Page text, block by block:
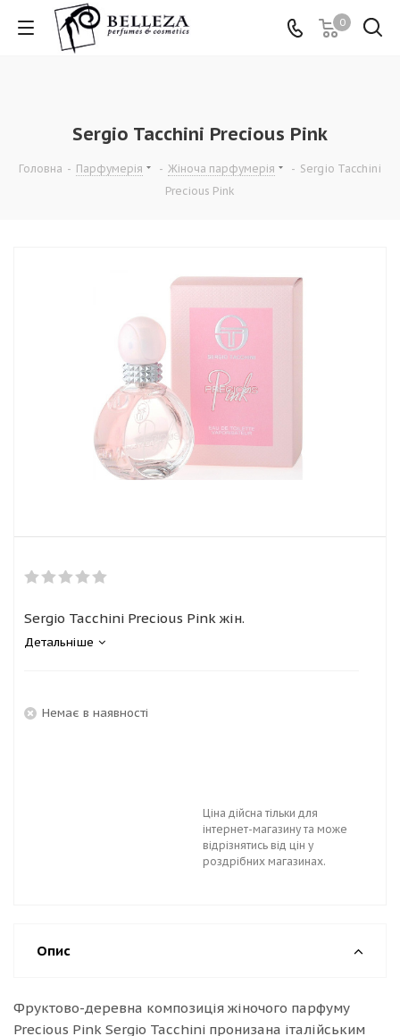
0
Sergio Tacchini Precious Pink
Головна - Парфумерія - Жіноча парфумерія - Sergio Tacchini
Precious Pink
Sergio Tacchini Precious Pink жін.
Детальніше
Немає в наявності
Ціна дійсна тільки для
інтернет-магазину та може
відрізнятись від цін у
роздрібних магазинах.
Опис
Фруктово-деревна композиція жіночого парфуму
Precious Pink Sergio Tacchini пронизана італійським